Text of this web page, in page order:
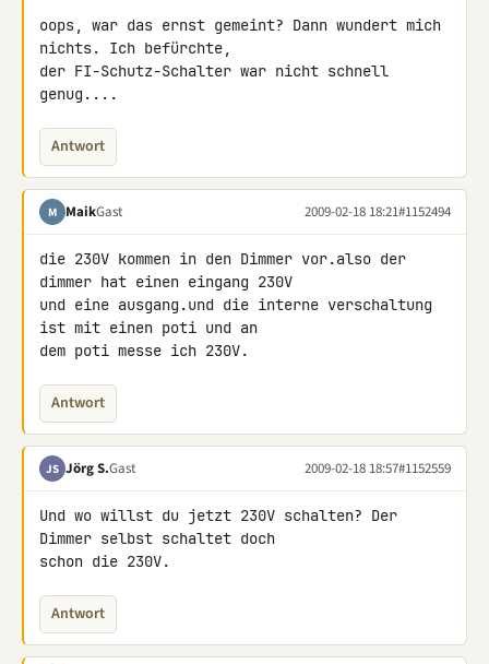
oops, war das ernst gemeint? Dann wundert mich
nichts. Ich befürchte,
der FI-Schutz-Schalter war nicht schnell
genug....
Antwort
M MaikGast 2009-02-18 18:21#1152494
die 230V kommen in den Dimmer vor.also der
dimmer hat einen eingang 230V
und eine ausgang.und die interne verschaltung
ist mit einen poti und an
dem poti messe ich 230V.
Antwort
JS Jörg S.Gast 2009-02-18 18:57#1152559
Und wo willst du jetzt 230V schalten? Der
Dimmer selbst schaltet doch
schon die 230V.
Antwort